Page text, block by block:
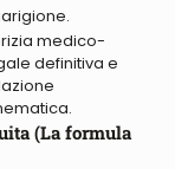
medico-
definitiva e
(La formula